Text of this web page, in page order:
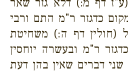
כדגזר ר"מ התם ורבי
(חולין דף ה:) משחיטת
ר"מ ובעשרה יוחסין
שני דברים שאין בהן דעת